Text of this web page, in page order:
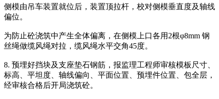
侧模由吊车装置就位后，装置顶拉杆，校对侧模垂直度及轴线
偏位。
为防止砼浇筑中产生全体偏离，在侧模上口各用2根φ8mm 钢
丝绳做缆风绳对拉，缆风绳水平交角45度。
8. 预埋好挡块及支座垫石钢筋，报监理工程师审核模板尺寸、
标高、平坦度、轴线偏向、平面位置、预埋件位置、包全层，
经审核合格后开局浇筑砼。